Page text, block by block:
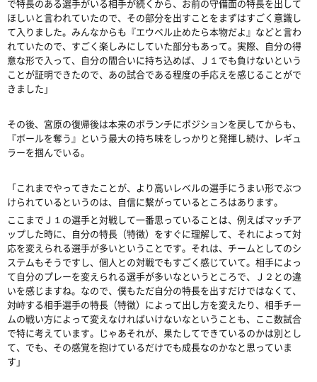
で特長のある選手がいる相手が続くから、お前の守備面の特長を出して
ほしいと言われていたので、その部分を出すことをまずはすごく意識し
て入りました。みんなからも『エウベル止めたら本物だよ』などと言わ
れていたので、すごく楽しみにしていた部分もあって。実際、自分の得
意な形で入って、自分の間合いに持ち込めば、Ｊ１でも負けないという
ことが証明できたので、あの試合である程度の手応えを感じることがで
きました」
その後、宮原の復帰後は本来のボランチにポジションを戻してからも、
『ボールを奪う』という最大の持ち味をしっかりと発揮し続け、レギュ
ラーを掴んでいる。
「これまでやってきたことが、より高いレベルの選手にうまい形でぶつ
けられているというのは、自信に繋がっているところはあります。
ここまでＪ１の選手と対戦して一番思っていることは、例えばマッチア
ップした時に、自分の特長（特徴）をすぐに理解して、それによって対
応を変えられる選手が多いということです。それは、チームとしてのシ
ステムもそうですし、個人との対戦でもすごく感じていて。相手によっ
て自分のプレーを変えられる選手が多いなというところで、Ｊ２との違
いを感じますね。なので、僕もただ自分の特長を出すだけではなくて、
対峙する相手選手の特長（特徴）によって出し方を変えたり、相手チー
ムの戦い方によって変えなければいけないなということも、ここ数試合
で特に考えています。じゃあそれが、果たしてできているのかは別とし
て、でも、その感覚を抱けているだけでも成長なのかなと思っていま
す」